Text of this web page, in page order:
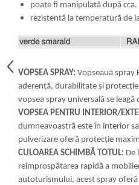
poate fi manipulată după
rezistentă la temperatură de
VOPSEA SPRAY: Vopseaua spray
aderență, durabilitate și
vopsea spray universală se
VOPSEA PENTRU INTERIOR/
dumneavoastră este în interior
pulverizare oferă protecție
CULOAREA SCHIMBĂ TOTUL: De
reîmprospătarea rapidă a
autoturismului, acest spray